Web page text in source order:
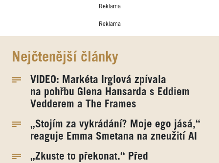
Reklama
Reklama
Nejčtenější články
VIDEO: Markéta Irglová zpívala
na pohřbu Glena Hansarda s Eddiem
Vedderem a The Frames
„Stojím za vykrádání? Moje ego jásá,“
reaguje Emma Smetana na zneužití AI
„Zkuste to překonat.“ Před